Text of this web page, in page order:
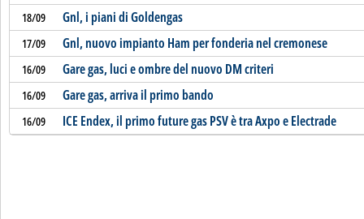
18/09 Gnl, i piani di Goldengas
17/09 Gnl, nuovo impianto Ham per fonderia nel cremonese
16/09 Gare gas, luci e ombre del nuovo DM criteri
16/09 Gare gas, arriva il primo bando
16/09 ICE Endex, il primo future gas PSV è tra Axpo e Electrade